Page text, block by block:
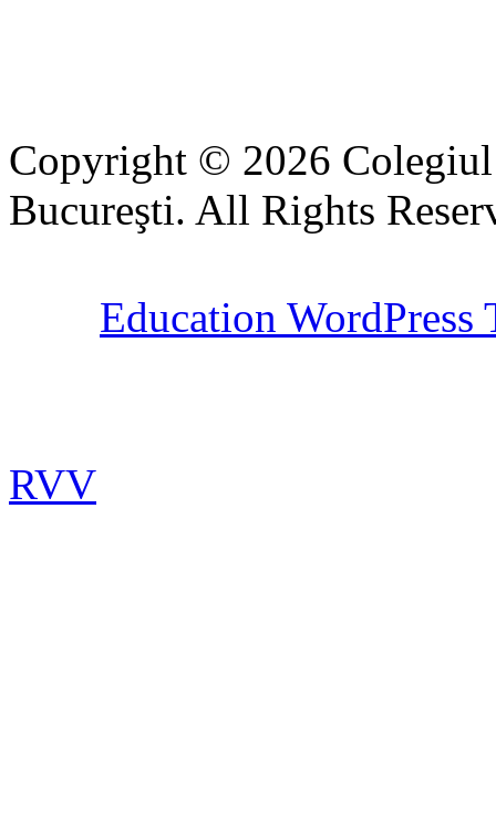
Copyright © 2026
Bucureşti. All Rights
Education WordPress
RVV